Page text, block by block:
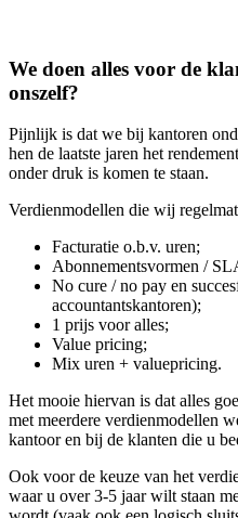
We doen alles voor de
onszelf?
Pijnlijk is dat we bij kantoren
hen de laatste jaren het
onder druk is komen te staan.
Verdienmodellen die wij
Facturatie o.b.v. uren;
Abonnementsvormen /
No cure / no pay en
accountantskantoren);
1 prijs voor alles;
Value pricing;
Mix uren + valuepricing.
Het mooie hiervan is dat alles
met meerdere verdienmodellen
kantoor en bij de klanten die u
Ook voor de keuze van het
waar u over 3-5 jaar wilt staan